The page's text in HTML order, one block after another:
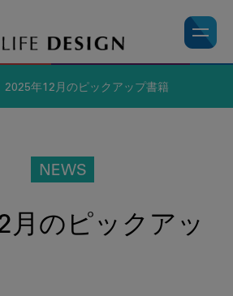
2025年12月のピックアップ書籍
NEWS
月のピックアッ